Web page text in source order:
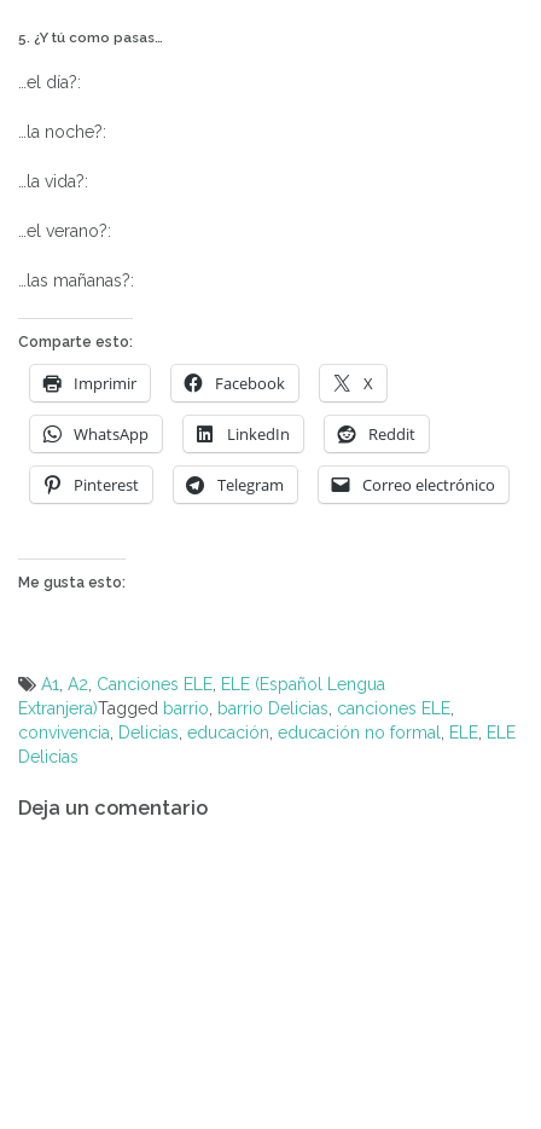
5. ¿Y tú como pasas…
…el día?:
…la noche?:
…la vida?:
…el verano?:
…las mañanas?:
Comparte esto:
Imprimir Facebook X
WhatsApp LinkedIn Reddit
Pinterest Telegram Correo electrónico
Me gusta esto:
A1, A2, Canciones ELE, ELE (Español Lengua
Extranjera)Tagged barrio, barrio Delicias, canciones ELE,
convivencia, Delicias, educación, educación no formal, ELE, ELE
Delicias
de
Deja un comentario